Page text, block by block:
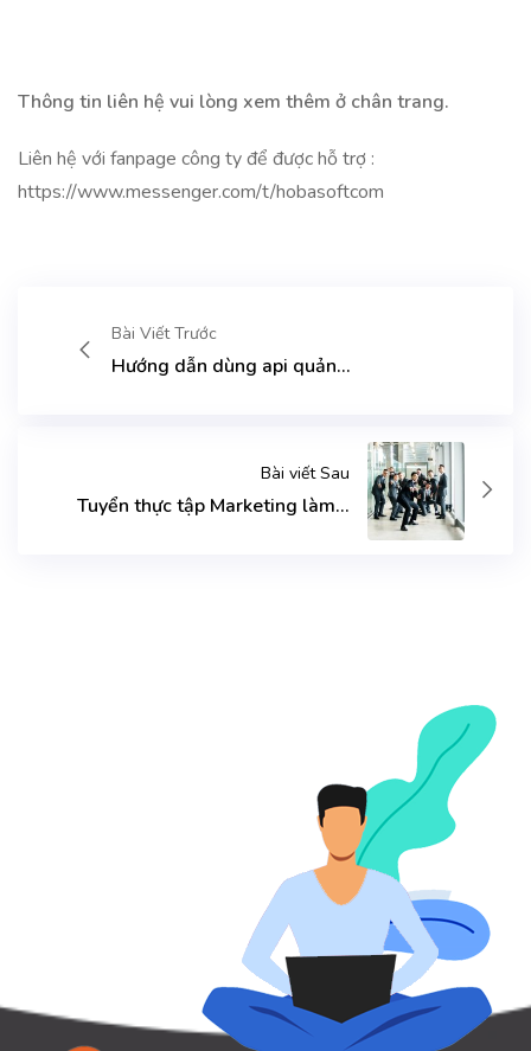
Thông tin liên hệ vui lòng xem thêm ở chân trang.
Liên hệ với fanpage công ty để được hỗ trợ :
https://www.messenger.com/t/hobasoftcom
Bài Viết Trước
Hướng dẫn dùng api quản...
Bài viết Sau
Tuyển thực tập Marketing làm...